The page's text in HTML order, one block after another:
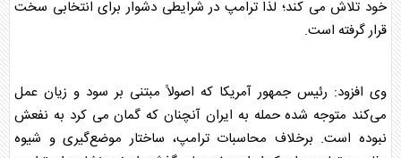
خود تلاش می کند؛ لذا ترامپ در شرایطی دشوار برای انتخابی سخت
قرار گرفته است.
وی افزود: رئیس جمهور آمریکا که اصولاً مبتنی بر سود و زیان عمل
می‌کند متوجه شده حمله به ایران آنچنان که گمان می کرد به نفعش
نبوده است. برخلاف محاسبات ترامپ، ساختار موضع‌گیری و شیوه